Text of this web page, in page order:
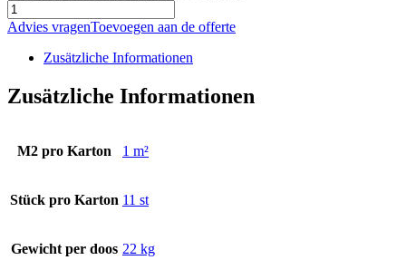
Advies vragenToevoegen aan de offerte
Zusätzliche Informationen
Zusätzliche Informationen
M2 pro Karton 1 m²
Stück pro Karton 11 st
Gewicht per doos 22 kg